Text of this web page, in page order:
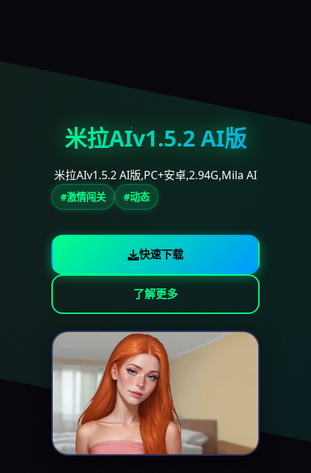
米拉AIv1.5.2 AI版
米拉AIv1.5.2 AI版,PC+安卓,2.94G,Mila AI
#激情闯关 #动态
快速下载
了解更多